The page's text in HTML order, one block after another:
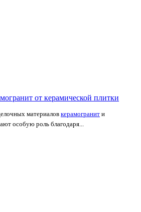
от керамической плитки
материалов керамогранит и
особую роль благодаря...